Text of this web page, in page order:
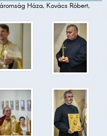
Háza, Kovács Róbert,